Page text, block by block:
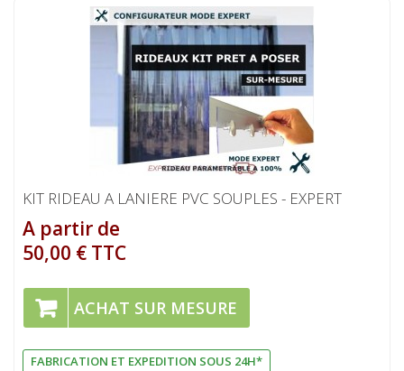
KIT RIDEAU A LANIERE PVC SOUPLES - EXPERT
A partir de
50,00 € TTC
ACHAT SUR MESURE
FABRICATION ET EXPEDITION SOUS 24H*